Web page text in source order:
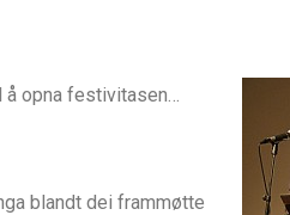
å opna festivitasen…
blandt dei frammøtte